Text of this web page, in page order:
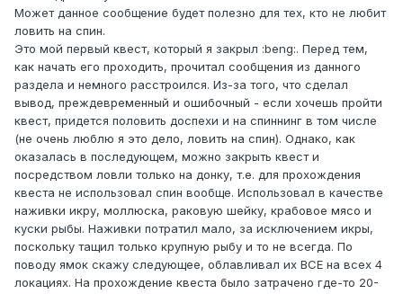
Может данное сообщение будет полезно для тех, кто не любит
ловить на спин.
Это мой первый квест, который я закрыл :beng:. Перед тем,
как начать его проходить, прочитал сообщения из данного
раздела и немного расстроился. Из-за того, что сделал
вывод, преждевременный и ошибочный - если хочешь пройти
квест, придется половить доспехи и на спиннинг в том числе
(не очень люблю я это дело, ловить на спин). Однако, как
оказалась в последующем, можно закрыть квест и
посредством ловли только на донку, т.е. для прохождения
квеста не использовал спин вообще. Использовал в качестве
наживки икру, моллюска, раковую шейку, крабовое мясо и
куски рыбы. Наживки потратил мало, за исключением икры,
поскольку тащил только крупную рыбу и то не всегда. По
поводу ямок скажу следующее, облавливал их ВСЕ на всех 4
локациях. На прохождение квеста было затрачено где-то 20-